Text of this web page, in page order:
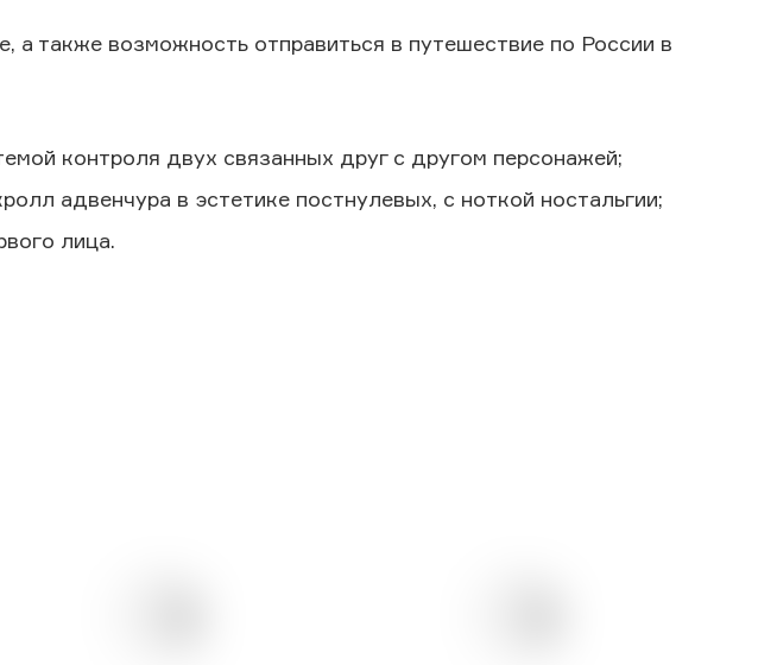
также возможность отправиться в путешествие по России в
контроля двух связанных друг с другом персонажей;
адвенчура в эстетике постнулевых, с ноткой ностальгии;
лица.